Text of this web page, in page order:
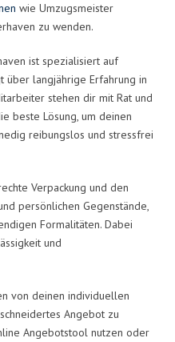
wie Umzugsmeister
zu wenden.
ist spezialisiert auf
über langjährige Erfahrung in
stehen dir mit Rat und
beste Lösung, um deinen
reibungslos und stressfrei
Verpackung und den
persönlichen Gegenstände,
Formalitäten. Dabei
und
von deinen individuellen
Angebot zu
Angebotstool nutzen oder